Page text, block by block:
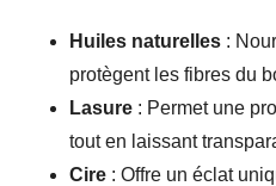
Huiles naturelles :
protègent les fibres du
Lasure : Permet une
tout en laissant
Cire : Offre un éclat